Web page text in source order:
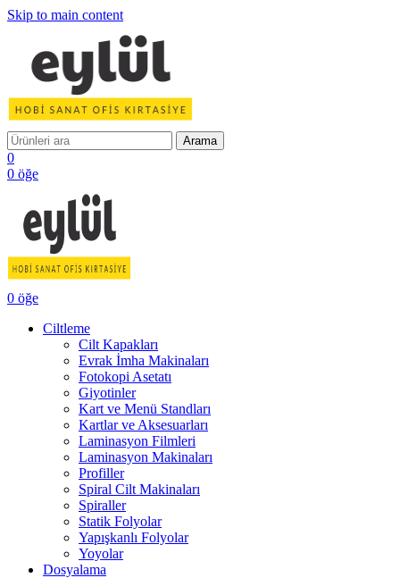
Skip to main content
Arama
0
0 öğe
0 öğe
Ciltleme
Cilt Kapakları
Evrak İmha Makinaları
Fotokopi Asetatı
Giyotinler
Kart ve Menü Standları
Kartlar ve Aksesuarları
Laminasyon Filmleri
Laminasyon Makinaları
Profiller
Spiral Cilt Makinaları
Spiraller
Statik Folyolar
Yapışkanlı Folyolar
Yoyolar
Dosyalama